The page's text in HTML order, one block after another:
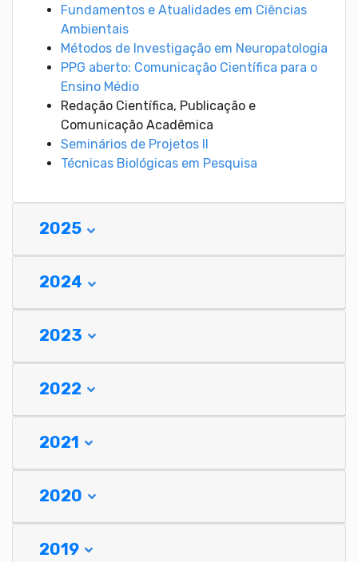
Fundamentos e Atualidades em Ciências
Ambientais
Métodos de Investigação em Neuropatologia
PPG aberto: Comunicação Científica para o
Ensino Médio
Redação Científica, Publicação e
Comunicação Acadêmica
Seminários de Projetos II
Técnicas Biológicas em Pesquisa
2025
2024
2023
2022
2021
2020
2019